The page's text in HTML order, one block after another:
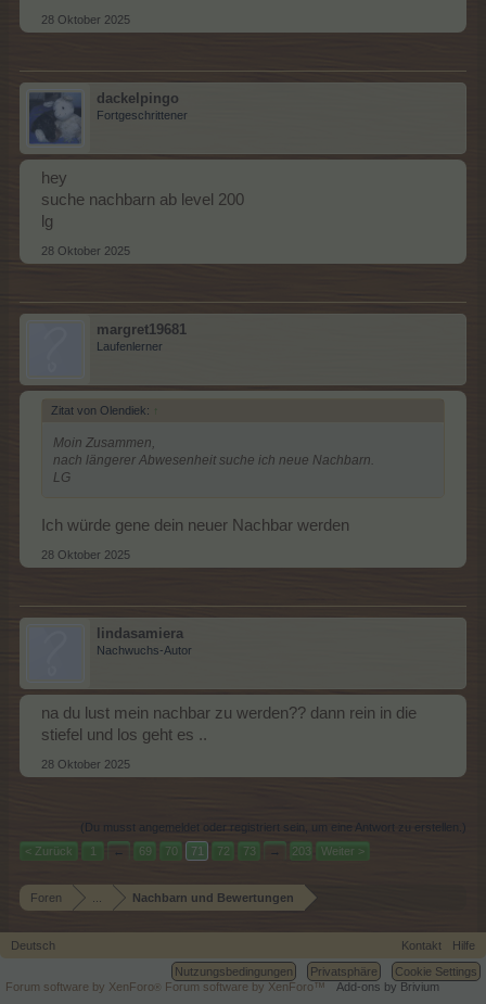
28 Oktober 2025
dackelpingo
Fortgeschrittener
hey
suche nachbarn ab level 200
lg
28 Oktober 2025
margret19681
Laufenlerner
Zitat von Olendiek: ↑
Moin Zusammen,
nach längerer Abwesenheit suche ich neue Nachbarn.
LG
Ich würde gene dein neuer Nachbar werden
28 Oktober 2025
lindasamiera
Nachwuchs-Autor
na du lust mein nachbar zu werden?? dann rein in die
stiefel und los geht es ..
28 Oktober 2025
(Du musst angemeldet oder registriert sein, um eine Antwort zu erstellen.)
< Zurück
1 ← 69 70 71 72 73 → 203 Weiter >
Foren Nachbarn und Bewertungen
Deutsch Kontakt
Hilfe
Nutzungsbedingungen
Privatsphäre
Cookie Settings
Forum software by XenForo ® Forum software by XenForo™ Add-ons by Brivium